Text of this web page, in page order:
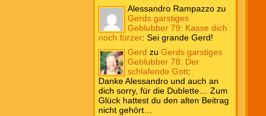
Alessandro Rampazzo zu
Gerds garstiges
Geblubber 79: Kasse dich
noch fürzer:Sei grande Gerd!
Gerd zuGerds garstiges
Geblubber 78: Der
schlafende Gott:
Danke Alessandro und auch an
dich sorry, für die Dublette… Zum
Glück hattest du den alten Beitrag
nicht gehört…